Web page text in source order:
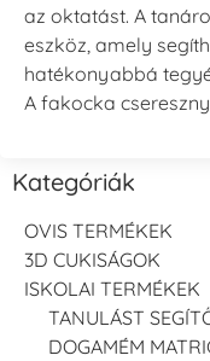
az oktatást. A
eszköz, amely
hatékonyabbá
A fakocka
Kategóriák
OVIS TERMÉKEK
3D CUKISÁGOK
ISKOLAI TERMÉKEK
TANULÁST
DOGAMÉM